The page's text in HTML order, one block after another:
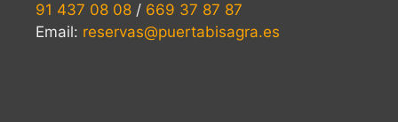
91 437 08 08 / 669 37 87 87
Email: reservas@puertabisagra.es